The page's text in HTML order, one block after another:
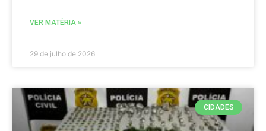
VER MATÉRIA »
29 de julho de 2026
CIDADES